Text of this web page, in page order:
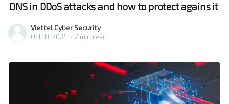
DNS in DDoS attacks and how to protect agains it
Viettel Cyber Security
Oct 10, 2024 • 2 min read